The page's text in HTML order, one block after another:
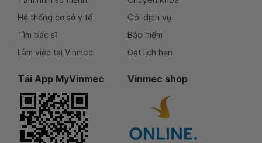
Hệ thống cơ sở y tế
Tìm bác sĩ
Làm việc tại Vinmec
Gói dịch vụ
Bảo hiểm
Đặt lịch hẹn
Tải App MyVinmec Vinmec shop